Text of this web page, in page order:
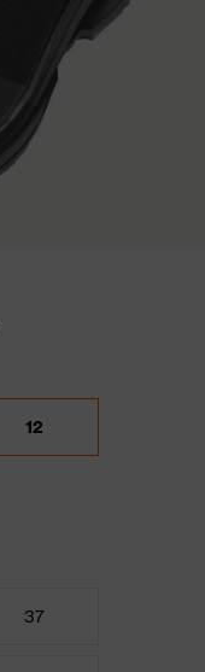
12
37